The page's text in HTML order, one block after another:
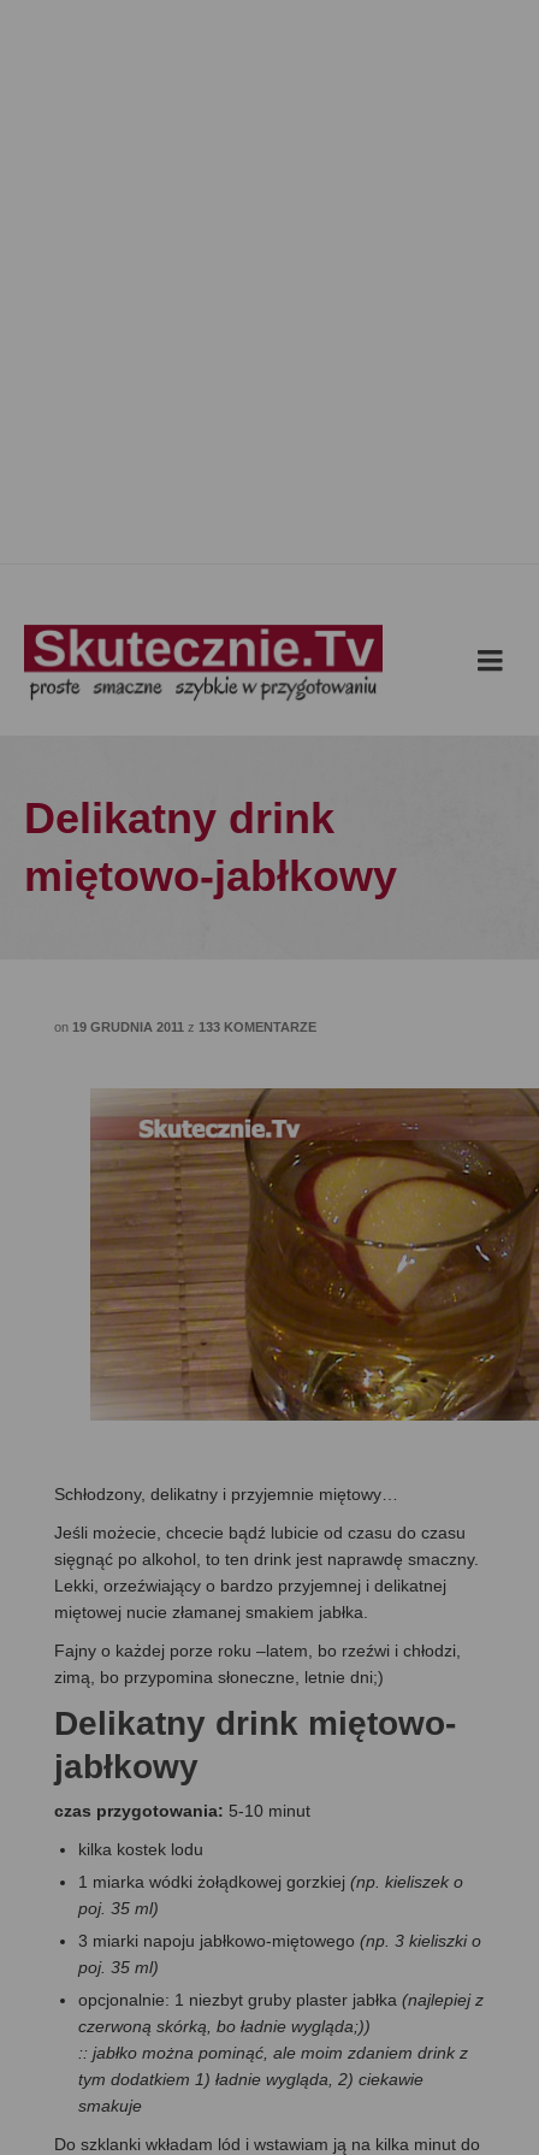
Delikatny drink
miętowo-jabłkowy
on 19 GRUDNIA 2011 z 133 KOMENTARZE
Schłodzony, delikatny i przyjemnie miętowy…
Jeśli możecie, chcecie bądź lubicie od czasu do czasu
sięgnąć po alkohol, to ten drink jest naprawdę smaczny.
Lekki, orzeźwiający o bardzo przyjemnej i delikatnej
miętowej nucie złamanej smakiem jabłka.
Fajny o każdej porze roku –latem, bo rzeźwi i chłodzi,
zimą, bo przypomina słoneczne, letnie dni;)
Delikatny drink miętowo-
jabłkowy
czas przygotowania: 5-10 minut
kilka kostek lodu
1 miarka wódki żołądkowej gorzkiej (np. kieliszek o
poj. 35 ml)
3 miarki napoju jabłkowo-miętowego (np. 3 kieliszki o
poj. 35 ml)
opcjonalnie: 1 niezbyt gruby plaster jabłka (najlepiej z
czerwoną skórką, bo ładnie wygląda;))
:: jabłko można pominąć, ale moim zdaniem drink z
tym dodatkiem 1) ładnie wygląda, 2) ciekawie
smakuje
Do szklanki wkładam lód i wstawiam ją na kilka minut do